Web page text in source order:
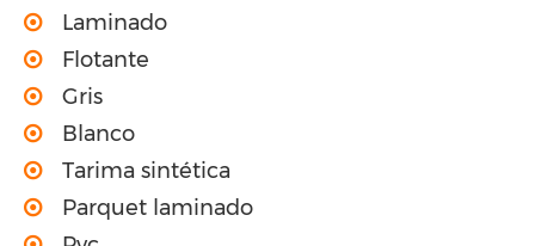
Laminado
Flotante
Gris
Blanco
Tarima sintética
Parquet laminado